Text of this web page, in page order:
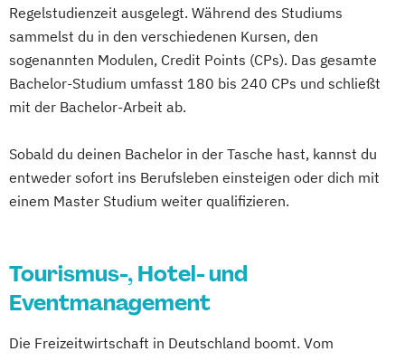
Regelstudienzeit ausgelegt. Während des Studiums
sammelst du in den verschiedenen Kursen, den
sogenannten Modulen, Credit Points (CPs). Das gesamte
Bachelor-Studium umfasst 180 bis 240 CPs und schließt
mit der Bachelor-Arbeit ab.
Sobald du deinen Bachelor in der Tasche hast, kannst du
entweder sofort ins Berufsleben einsteigen oder dich mit
einem Master Studium weiter qualifizieren.
Tourismus-, Hotel- und
Eventmanagement
Die Freizeitwirtschaft in Deutschland boomt. Vom